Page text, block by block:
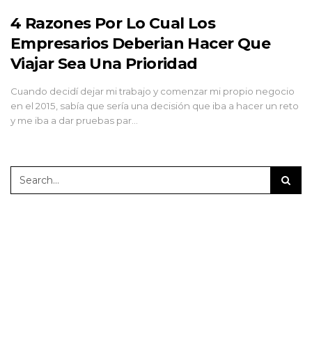
4 Razones Por Lo Cual Los
Empresarios Deberian Hacer Que
Viajar Sea Una Prioridad
Cuando decidí dejar mi trabajo y comenzar mi propio negocio
en el 2015, sabía que sería una decisión que iba a hacer un reto
y me iba a dar pruebas par…